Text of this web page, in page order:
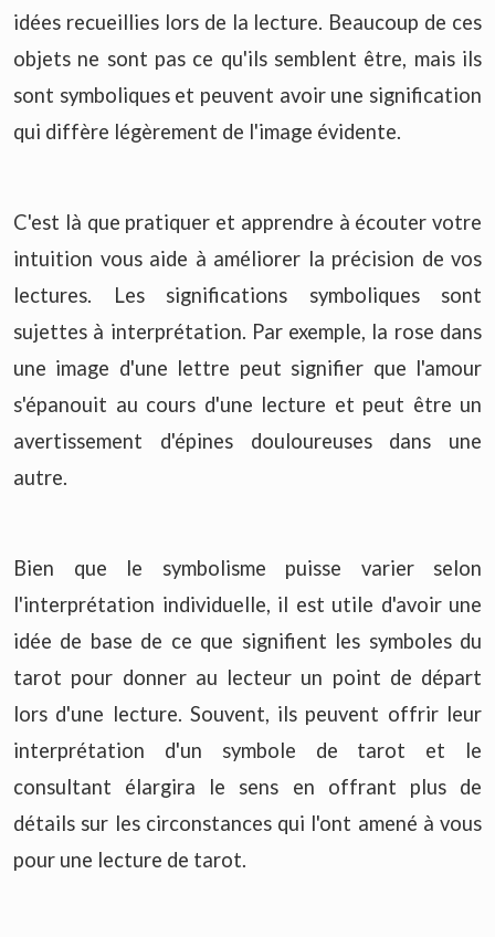
idées recueillies lors de la lecture. Beaucoup de ces
objets ne sont pas ce qu'ils semblent être, mais ils
sont symboliques et peuvent avoir une signification
qui diffère légèrement de l'image évidente.
C'est là que pratiquer et apprendre à écouter votre
intuition vous aide à améliorer la précision de vos
lectures. Les significations symboliques sont
sujettes à interprétation. Par exemple, la rose dans
une image d'une lettre peut signifier que l'amour
s'épanouit au cours d'une lecture et peut être un
avertissement d'épines douloureuses dans une
autre.
Bien que le symbolisme puisse varier selon
l'interprétation individuelle, il est utile d'avoir une
idée de base de ce que signifient les symboles du
tarot pour donner au lecteur un point de départ
lors d'une lecture. Souvent, ils peuvent offrir leur
interprétation d'un symbole de tarot et le
consultant élargira le sens en offrant plus de
détails sur les circonstances qui l'ont amené à vous
pour une lecture de tarot.